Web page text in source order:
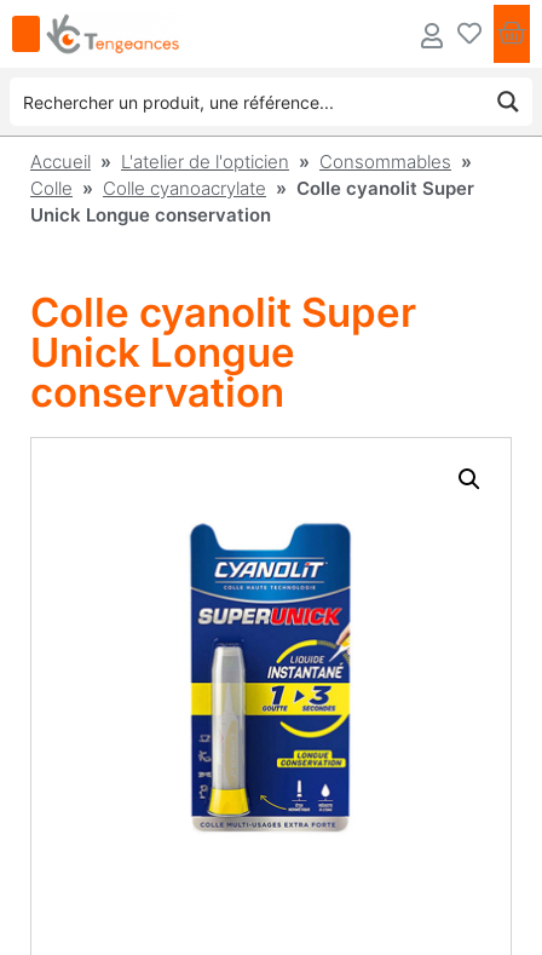
Accueil » L'atelier de l'opticien » Consommables »
Colle » Colle cyanoacrylate » Colle cyanolit Super
Unick Longue conservation
Colle cyanolit Super
Unick Longue
conservation